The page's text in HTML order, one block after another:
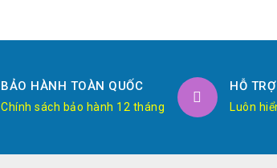
BẢO HÀNH TOÀN QUỐC
Chính sách bảo hành 12 tháng
HỖ
Luôn